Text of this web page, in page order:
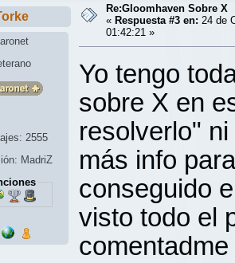
2555
MadriZ
Re:Gloomhaven Sobre X
« Respuesta #3 en: 24 de
01:42:21 »
Yo tengo
sobre X en
resolverlo"
más info
conseguido
visto todo el
comentadme